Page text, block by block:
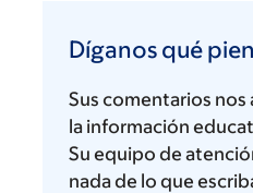
qué
piensa
Díganos qué
Sus comentarios nos
la información
Su equipo de
nada de lo que